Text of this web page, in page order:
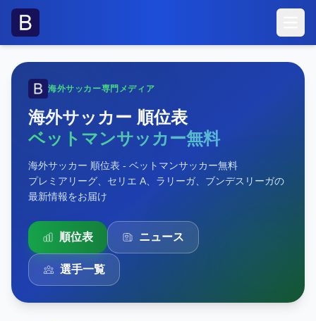
海外サッカー専門メディア
海外サッカー 順位表
ベットマンサッカー無料
海外サッカー 順位表 - ベットマンサッカー無料
プレミアリーグ、セリエ A、ラリーガ、ブンデスリーガの
最新情報をお届け
順位表 ニュース
選手一覧